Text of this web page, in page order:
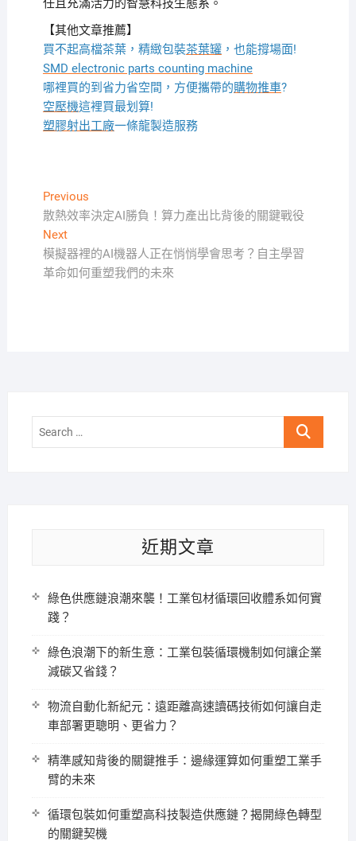
任且充滿活力的智慧科技生態系。
【其他文章推薦】
買不起高檔茶葉，精緻包裝茶葉罐，也能撐場面!
SMD electronic parts counting machine
哪裡買的到省力省空間，方便攜帶的購物推車?
空壓機這裡買最划算!
塑膠射出工廠一條龍製造服務
文
章
導
覽
PreviousPrevious
post:
散熱效率決定AI勝負！算力產出比背後的關鍵戰役
NextNext
post:
模擬器裡的AI機器人正在悄悄學會思考？自主學習
革命如何重塑我們的未來
Search
近期文章
綠色供應鏈浪潮來襲！工業包材循環回收體系如何實
踐？
綠色浪潮下的新生意：工業包裝循環機制如何讓企業
減碳又省錢？
物流自動化新紀元：遠距離高速讀碼技術如何讓自走
車部署更聰明、更省力？
精準感知背後的關鍵推手：邊緣運算如何重塑工業手
臂的未來
循環包裝如何重塑高科技製造供應鏈？揭開綠色轉型
的關鍵契機